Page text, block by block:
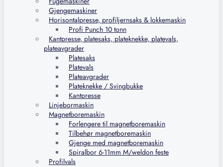
Gjengemaskiner
Horisontalpresse, profiljernsaks & lokkemaskin
Profi Punch 10 tonn
Kantpresse, platesaks, plateknekke, platevals,
plateavgrader
Platesaks
Platevals
Plateavgrader
Plateknekke / Svingbukke
Kantpresse
Linjebormaskin
Magnetboremaskin
Forlengere til magnetboremaskin
Tilbehør magnetboremaskin
Gjenge med magnetboremaskin
Spiralbor 6-11mm M/weldon feste
Profilvals